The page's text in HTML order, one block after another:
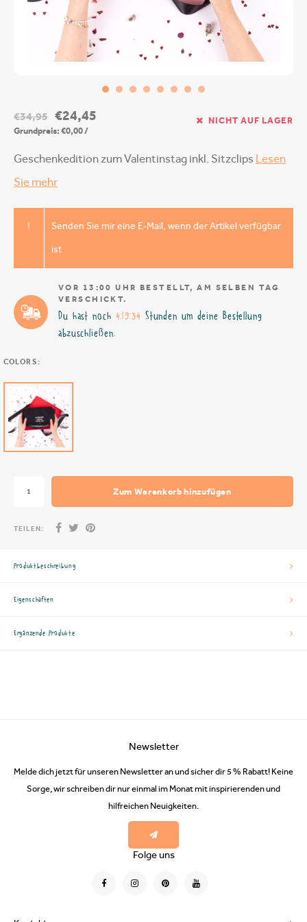
€34,95 €24,45
Grundpreis: €0,00 /
NICHT AUF LAGER
Geschenkedition zum Valentinstag inkl. SitzclipsLesen
Sie mehr
!
Senden Sie mir eine E-Mail, wenn der Artikel verfügbar
ist
VOR 13:00 UHR BESTELLT, AM SELBEN TAG
VERSCHICKT.
Du hast noch 4:19:33 Stunden um deine Bestellung
abzuschließen.
COLORS:
Zum Warenkorb hinzufügen
TEILEN:
Produktbeschreibung
Eigenschaften
Ergänzende Produkte
Newsletter
Melde dich jetzt für unseren Newsletter an und sicher dir 5 % Rabatt! Keine
Sorge, wir schreiben dir nur einmal im Monat mit inspirierenden und
hilfreichen Neuigkeiten.
Folge uns